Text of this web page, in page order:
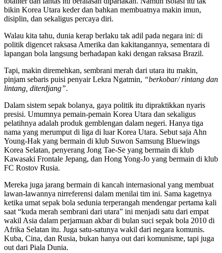
bikin Korea Utara keder dan bahkan membuatnya makin imun,
disiplin, dan sekaligus percaya diri.
Walau kita tahu, dunia kerap berlaku tak adil pada negara ini: di
politik digencet raksasa Amerika dan kakitangannya, sementara di
lapangan bola langsung berhadapan kaki dengan raksasa Brazil.
Tapi, makin diremehkan, sembrani merah dari utara itu makin,
pinjam sebaris puisi penyair Lekra Ngatmin, “berkobar/ rintang dan
lintang, diterdjang”.
Dalam sistem sepak bolanya, gaya politik itu dipraktikkan nyaris
presisi. Umumnya pemain-pemain Korea Utara dan sekaligus
pelatihnya adalah produk gemblengan dalam negeri. Hanya tiga
nama yang merumput di liga di luar Korea Utara. Sebut saja Ahn
Young-Hak yang bermain di klub Suwon Samsung Bluewings
Korea Selatan, penyerang Jong Tae-Se yang bermain di klub
Kawasaki Frontale Jepang, dan Hong Yong-Jo yang bermain di klub
FC Rostov Rusia.
Mereka juga jarang bermain di kancah internasional yang membuat
lawan-lawannya nirreferensi dalam menilai tim ini. Sama kagetnya
ketika umat sepak bola sedunia terperangah mendengar pertama kali
saat “kuda merah sembrani dari utara” ini menjadi satu dari empat
wakil Asia dalam perjamuan akbar di bulan suci sepak bola 2010 di
Afrika Selatan itu. Juga satu-satunya wakil dari negara komunis.
Kuba, Cina, dan Rusia, bukan hanya out dari komunisme, tapi juga
out dari Piala Dunia.